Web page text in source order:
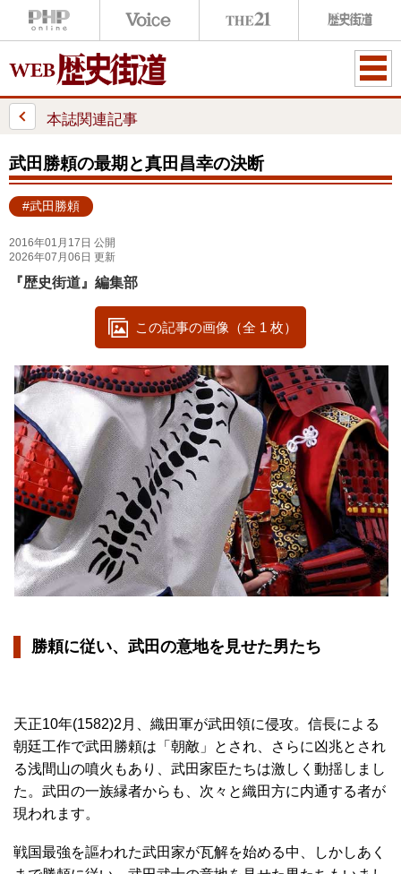
ME
本誌関連記事
武田勝頼の最期と真田昌幸の決断
#武田勝頼
2016年01月17日 公開
2026年07月06日 更新
『歴史街道』編集部
この記事の画像（全 1 枚）
勝頼に従い、武田の意地を見せた男たち
天正10年(1582)2月、織田軍が武田領に侵攻。信長による
朝廷工作で武田勝頼は「朝敵」とされ、さらに凶兆とされ
る浅間山の噴火もあり、武田家臣たちは激しく動揺しまし
た。武田の一族縁者からも、次々と織田方に内通する者が
現われます。
戦国最強を謳われた武田家が瓦解を始める中、しかしあく